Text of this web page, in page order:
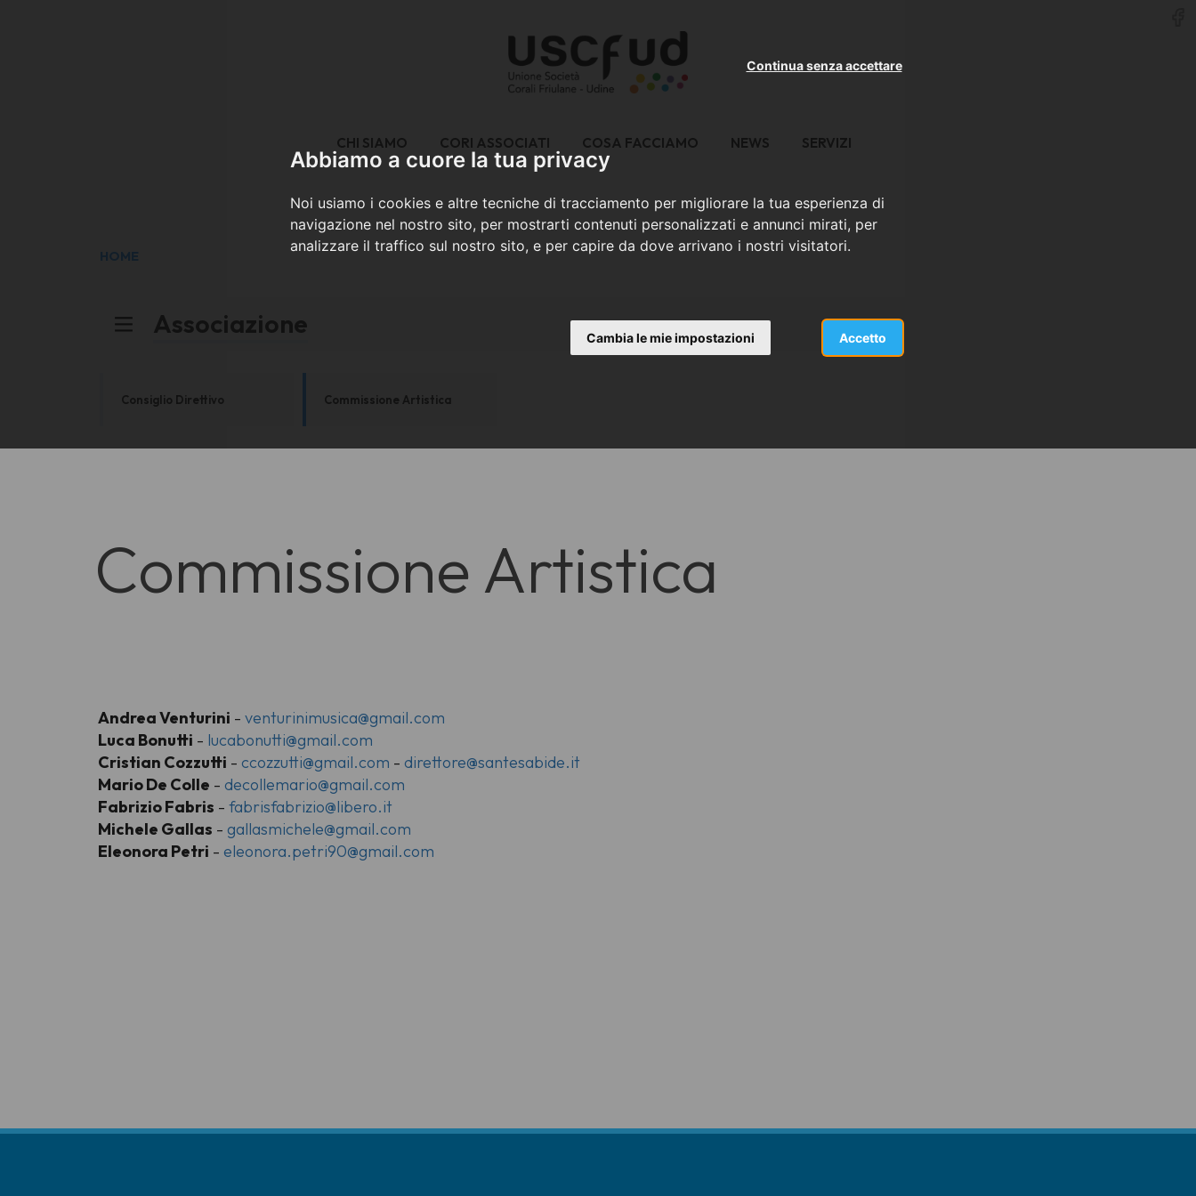
Abbiamo a cuore la tua privacy
Noi usiamo i cookies e altre tecniche di tracciamento per migliorare la tua esperienza di
navigazione nel nostro sito, per mostrarti contenuti personalizzati e annunci mirati, per
analizzare il traffico sul nostro sito, e per capire da dove arrivano i nostri visitatori.
Accetto
Continua senza accettare
Cambia le mie impostazioni
CHI SIAMO CORI ASSOCIATI COSA FACCIAMO NEWS SERVIZI
HOME
Associazione
Consiglio Direttivo Commissione Artistica
Commissione Artistica
Andrea Venturini - venturinimusica@gmail.com
Luca Bonutti - lucabonutti@gmail.com
Cristian Cozzutti - ccozzutti@gmail.com - direttore@santesabide.it
Mario De Colle - decollemario@gmail.com
Fabrizio Fabris - fabrisfabrizio@libero.it
Michele Gallas - gallasmichele@gmail.com
Eleonora Petri - eleonora.petri90@gmail.com